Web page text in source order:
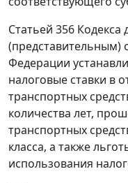
Статьей 356
(представительным)
Федерации
налоговые ставки в
транспортных
количества лет,
транспортных
класса, а также
использования